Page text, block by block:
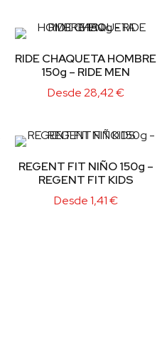
RIDE CHAQUETA HOMBRE
150g – RIDE MEN
Desde28,42€
REGENT FIT NIÑO 150g –
REGENT FIT KIDS
Desde1,41€